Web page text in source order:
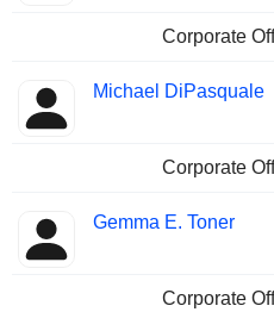
Corporate
Michael DiPasquale
Corporate
Gemma E. Toner
Corporate